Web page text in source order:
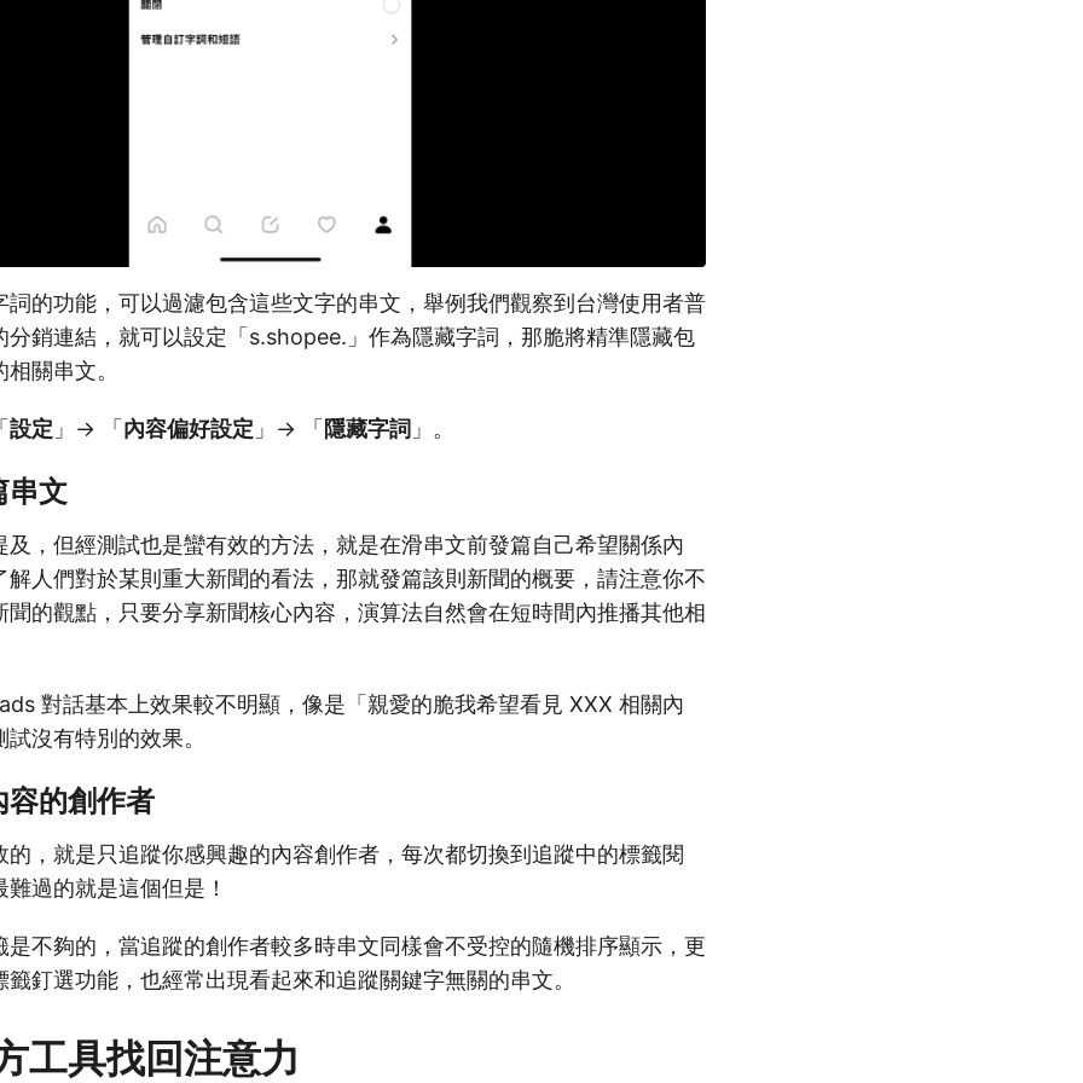
詞的功能，可以過濾包含這些文字的串文，舉例我們觀察到台灣使用者普
分銷連結，就可以設定「s.shopee.」作為隱藏字詞，那脆將精準隱藏包
關串文。
設定 」→ 「內容偏好設定 」→ 「隱藏字詞 」。
串文
及，但經測試也是蠻有效的方法，就是在滑串文前發篇自己希望關係內
解人們對於某則重大新聞的看法，那就發篇該則新聞的概要，請注意你不
聞的觀點，只要分享新聞核心內容，演算法自然會在短時間內推播其他相
對話基本上效果較不明顯，像是「親愛的脆我希望看見 XXX 相關內
沒有特別的效果。
容的創作者
的，就是只追蹤你感興趣的內容創作者，每次都切換到追蹤中的標籤閱
過的就是這個但是！
是不夠的，當追蹤的創作者較多時串文同樣會不受控的隨機排序顯示，更
釘選功能，也經常出現看起來和追蹤關鍵字無關的串文。
工具找回注意力